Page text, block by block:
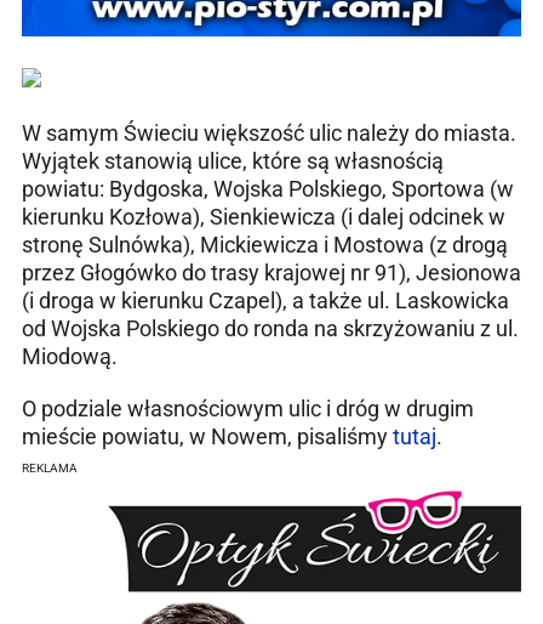
W samym Świeciu większość ulic należy do miasta.
Wyjątek stanowią ulice, które są własnością
powiatu: Bydgoska, Wojska Polskiego, Sportowa (w
kierunku Kozłowa), Sienkiewicza (i dalej odcinek w
stronę Sulnówka), Mickiewicza i Mostowa (z drogą
przez Głogówko do trasy krajowej nr 91), Jesionowa
(i droga w kierunku Czapel), a także ul. Laskowicka
od Wojska Polskiego do ronda na skrzyżowaniu z ul.
Miodową.
O podziale własnościowym ulic i dróg w drugim
mieście powiatu, w Nowem, pisaliśmytutaj.
REKLAMA